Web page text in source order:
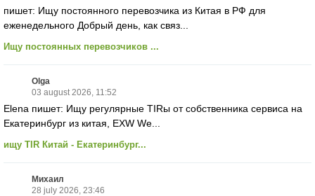
пишет: Ищу постоянного перевозчика из Китая в РФ для
еженедельного Добрый день, как связ...
Ищу постоянных перевозчиков ...
Olga
03 august 2026, 11:52
Elena пишет: Ищу регулярные TIRы от собственника сервиса на
Екатеринбург из китая, EXW We...
ищу TIR Китай - Екатеринбург...
Михаил
28 july 2026, 23:46